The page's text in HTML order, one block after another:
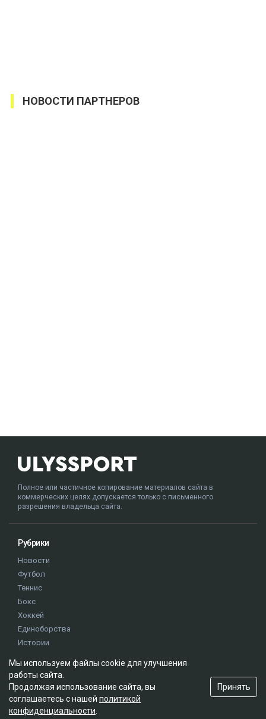
НОВОСТИ ПАРТНЕРОВ
Полное или частичное копирование материалов сайта в
коммерческих целях допускается только с письменного
разрешения владельца сайта.
Рубрики
Новости
Футбол
Теннис
Бокс
Хоккей
Единоборства
Истории
Редакция
О проекте
Мы используем файлы cookie для улучшения
работы сайта.
Продолжая использование сайта, вы
соглашаетесь с нашей политикой
конфиденциальности
Принять